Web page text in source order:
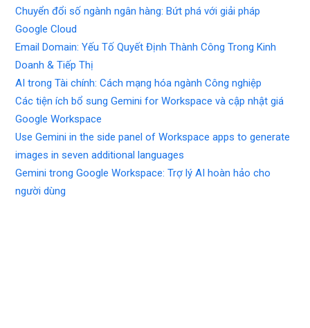
Chuyển đổi số ngành ngân hàng: Bứt phá với giải pháp
Google Cloud
Email Domain: Yếu Tố Quyết Định Thành Công Trong Kinh
Doanh & Tiếp Thị
AI trong Tài chính: Cách mạng hóa ngành Công nghiệp
Các tiện ích bổ sung Gemini for Workspace và cập nhật giá
Google Workspace
Use Gemini in the side panel of Workspace apps to generate
images in seven additional languages
Gemini trong Google Workspace: Trợ lý AI hoàn hảo cho
người dùng